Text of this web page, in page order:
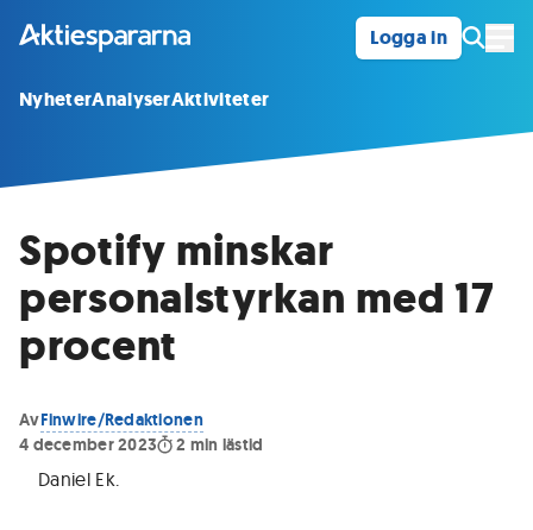
Logga in
NyheterAnalyserAktiviteter
Spotify minskar
personalstyrkan med 17
procent
AvFinwire/Redaktionen
4 december 2023
2 min lästid
Daniel Ek.